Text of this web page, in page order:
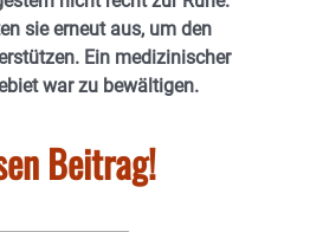
sie erneut aus, um den
Ein medizinischer
war zu bewältigen.
Beitrag!